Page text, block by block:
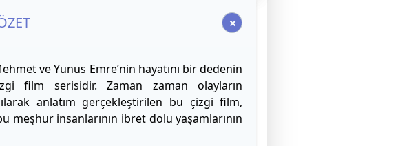
ve Yunus Emre’nin hayatını bir dedenin
film serisidir. Zaman zaman olayların
anlatım gerçekleştirilen bu çizgi film,
meşhur insanlarının ibret dolu yaşamlarının